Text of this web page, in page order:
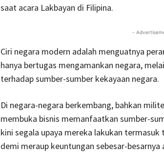
saat acara Lakbayan di Filipina.
-
Ciri negara modern adalah menguatnya
hanya bertugas mengamankan negara,
terhadap sumber-sumber kekayaan negara.
Di negara-negara berkembang, bahkan
membuka bisnis memanfaatkan sumber-
kini segala upaya mereka lakukan
demi meraup keuntungan sebesar-besarnya